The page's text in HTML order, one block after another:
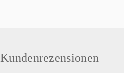
Kundenrezensionen